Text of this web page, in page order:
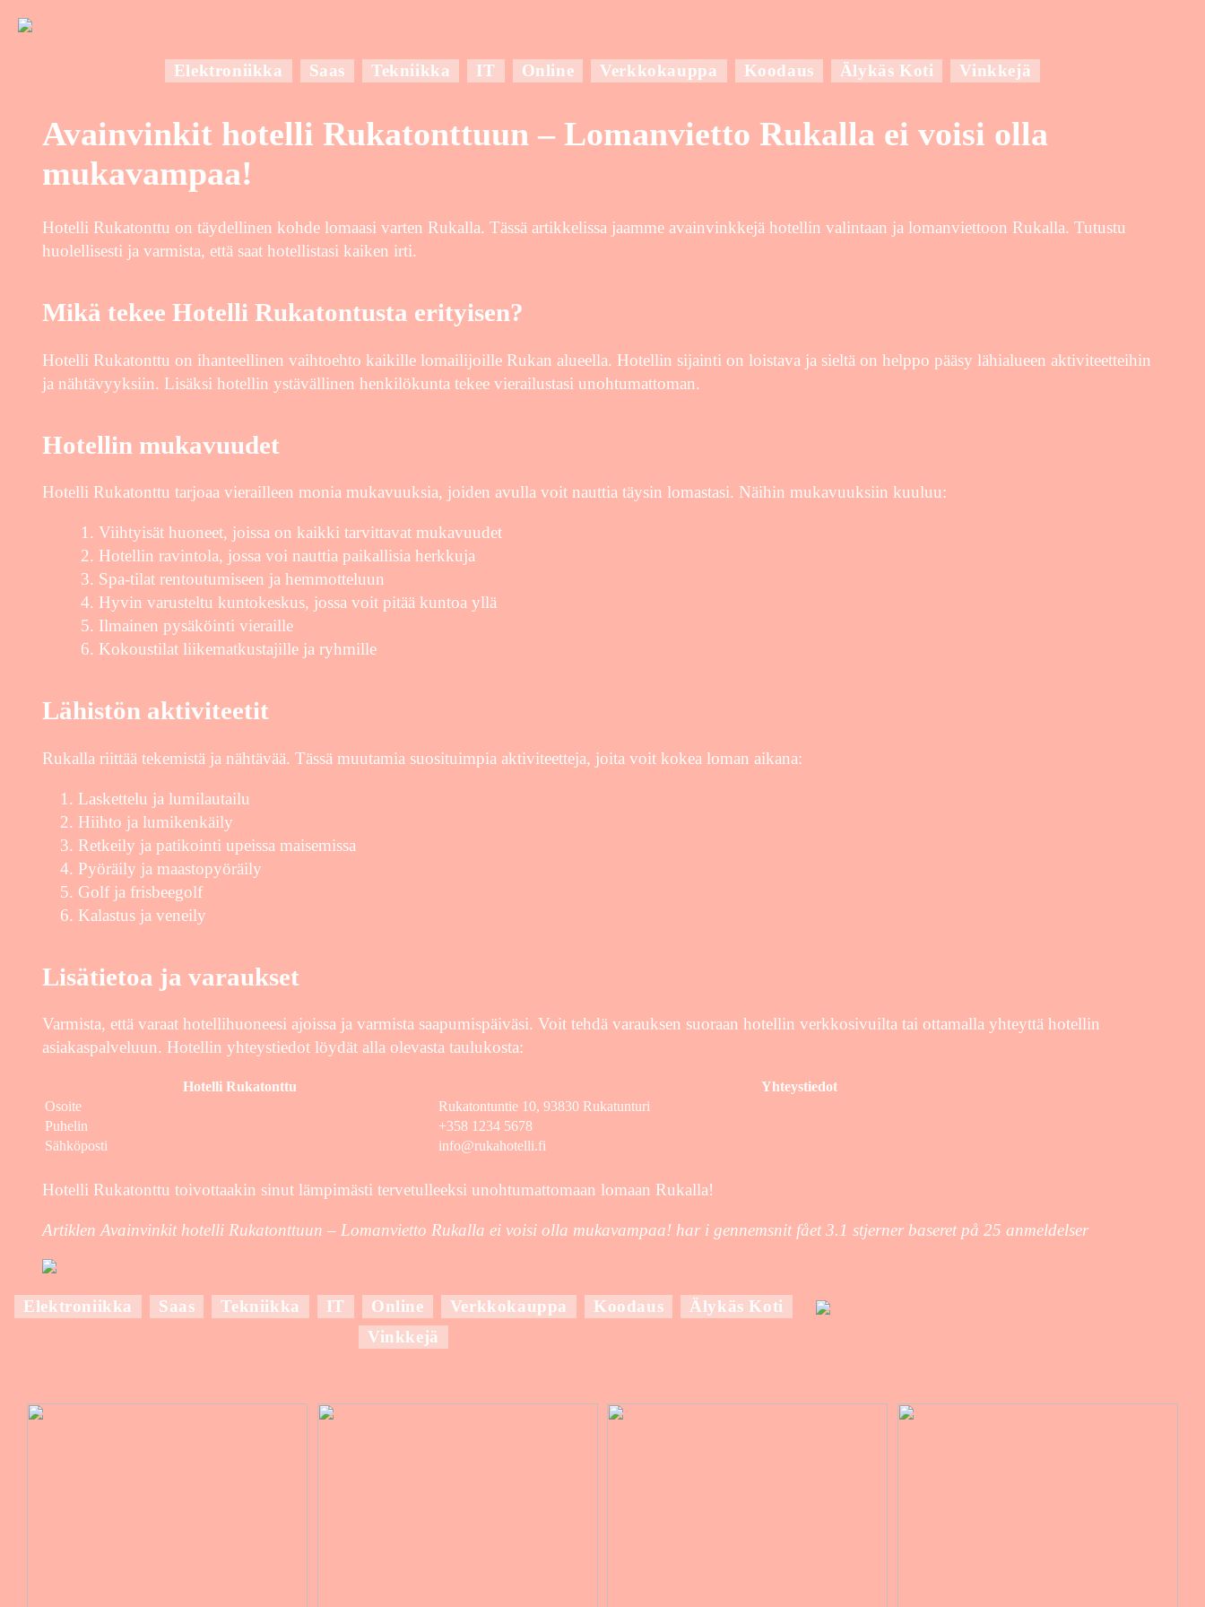
Elektroniikka Saas Tekniikka IT Online Verkkokauppa Koodaus Älykäs Koti Vinkkejä
Avainvinkit hotelli Rukatonttuun – Lomanvietto Rukalla ei voisi olla
mukavampaa!
Hotelli Rukatonttu on täydellinen kohde lomaasi varten Rukalla. Tässä artikkelissa jaamme avainvinkkejä hotellin valintaan ja lomanviettoon Rukalla. Tutustu
huolellisesti ja varmista, että saat hotellistasi kaiken irti.
Mikä tekee Hotelli Rukatontusta erityisen?
Hotelli Rukatonttu on ihanteellinen vaihtoehto kaikille lomailijoille Rukan alueella. Hotellin sijainti on loistava ja sieltä on helppo pääsy lähialueen aktiviteetteihin
ja nähtävyyksiin. Lisäksi hotellin ystävällinen henkilökunta tekee vierailustasi unohtumattoman.
Hotellin mukavuudet
Hotelli Rukatonttu tarjoaa vierailleen monia mukavuuksia, joiden avulla voit nauttia täysin lomastasi. Näihin mukavuuksiin kuuluu:
Viihtyisät huoneet, joissa on kaikki tarvittavat mukavuudet
Hotellin ravintola, jossa voi nauttia paikallisia herkkuja
Spa-tilat rentoutumiseen ja hemmotteluun
Hyvin varusteltu kuntokeskus, jossa voit pitää kuntoa yllä
Ilmainen pysäköinti vieraille
Kokoustilat liikematkustajille ja ryhmille
Lähistön aktiviteetit
Rukalla riittää tekemistä ja nähtävää. Tässä muutamia suosituimpia aktiviteetteja, joita voit kokea loman aikana:
Laskettelu ja lumilautailu
Hiihto ja lumikenkäily
Retkeily ja patikointi upeissa maisemissa
Pyöräily ja maastopyöräily
Golf ja frisbeegolf
Kalastus ja veneily
Lisätietoa ja varaukset
Varmista, että varaat hotellihuoneesi ajoissa ja varmista saapumispäiväsi. Voit tehdä varauksen suoraan hotellin verkkosivuilta tai ottamalla yhteyttä hotellin
asiakaspalveluun. Hotellin yhteystiedot löydät alla olevasta taulukosta:
Hotelli Rukatonttu
Yhteystiedot
Osoite
Rukatontuntie 10, 93830 Rukatunturi
Puhelin
+358 1234 5678
Sähköposti
info@rukahotelli.fi
Hotelli Rukatonttu toivottaakin sinut lämpimästi tervetulleeksi unohtumattomaan lomaan Rukalla!
Artiklen Avainvinkit hotelli Rukatonttuun – Lomanvietto Rukalla ei voisi olla mukavampaa! har i gennemsnit fået3.1 stjerner baseret på 25 anmeldelser
Elektroniikka Saas Tekniikka IT Online Verkkokauppa Koodaus
Älykäs Koti
Vinkkejä